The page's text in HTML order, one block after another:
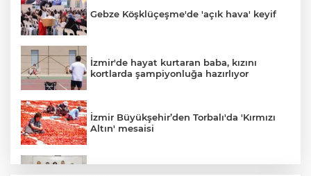
Gebze Köşklüçeşme'de 'açık hava' keyif
İzmir'de hayat kurtaran baba, kızını
kortlarda şampiyonluğa hazırlıyor
İzmir Büyükşehir’den Torbalı'da 'Kırmızı
Altın' mesaisi